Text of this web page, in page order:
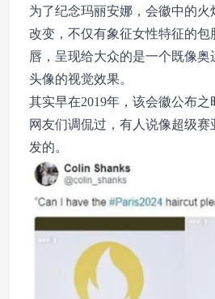
为了纪念玛丽安娜，会徽中的火
改变，不仅有象征女性特征的包
唇，呈现给大众的是一个既像
头像的视觉效果。
其实早在2019年，该会徽公布
网友们调侃过，有人说像超级
发的。